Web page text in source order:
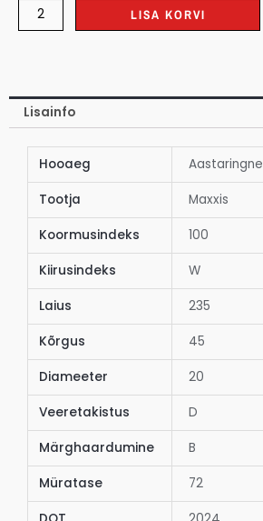
LISA KORVI
Lisainfo
Hooaeg Aastaringne
Tootja Maxxis
Koormusindeks 100
Kiirusindeks W
Laius 235
Kõrgus 45
Diameeter 20
Veeretakistus D
Märghaardumine B
Müratase 72